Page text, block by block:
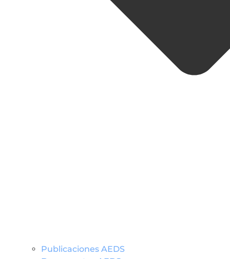
Publicaciones AEDS